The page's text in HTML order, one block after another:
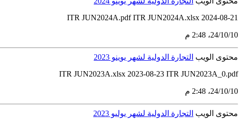
ITR JUN2024A.pdf ITR JUN2024A.xlsx 2024-08-21
10‏/10‏/24، 2:48 م
محتوى الويب التجارة الدولية لشهر يوينو 2023
ITR JUN2023A.xlsx 2023-08-23 ITR JUN2023A_0.pdf
10‏/10‏/24، 2:48 م
محتوى الويب التجارة الدولية لشهر يوليو 2023